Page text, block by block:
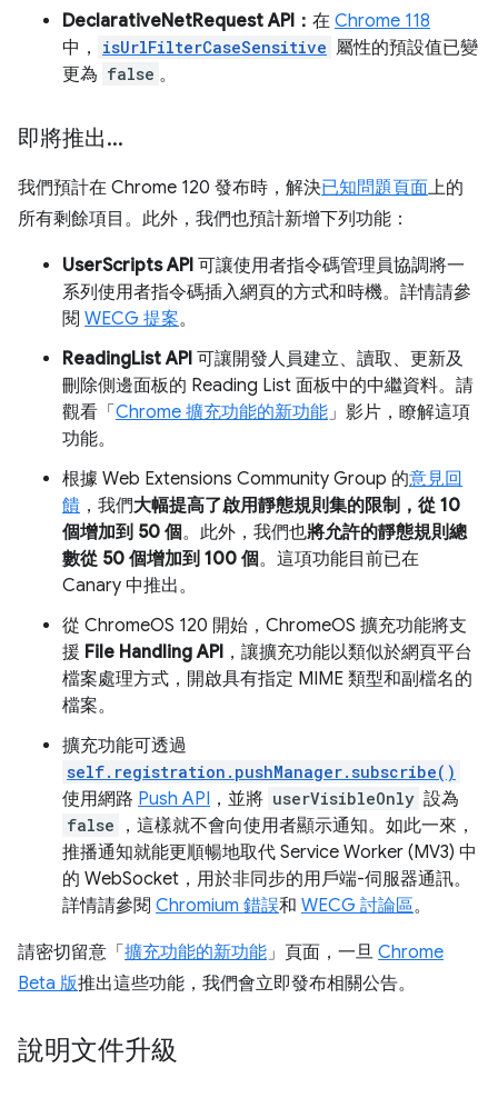
DeclarativeNetRequest API： 在 Chrome 118
中，
isUrlFilterCaseSensitive 屬性的預設值已變
更為 false 。
即將推出...
我們預計在 Chrome 120 發布時，解決已知問題頁面上的
所有剩餘項目。此外，我們也預計新增下列功能：
UserScripts API 可讓使用者指令碼管理員協調將一
系列使用者指令碼插入網頁的方式和時機。詳情請參
閱 WECG 提案。
ReadingList API 可讓開發人員建立、讀取、更新及
刪除側邊面板的 Reading List 面板中的中繼資料。請
觀看「 Chrome 擴充功能的新功能」影片，瞭解這項
功能。
根據 Web Extensions Community Group 的意見回
饋 ，我們大幅提高了啟用靜態規則集的限制，從 10
個增加到 50 個。此外，我們也將允許的靜態規則總
數從 50 個增加到 100 個。這項功能目前已在
Canary 中推出。
從 ChromeOS 120 開始，ChromeOS 擴充功能將支
援 File Handling API ，讓擴充功能以類似於網頁平台
檔案處理方式，開啟具有指定 MIME 類型和副檔名的
檔案。
擴充功能可透過
self.registration.pushManager.subscribe()
使用網路 Push API ，並將 userVisibleOnly 設為
false
，這樣就不會向使用者顯示通知。如此一來，
推播通知就能更順暢地取代 Service Worker (MV3) 中
的 WebSocket，用於非同步的用戶端-伺服器通訊。
詳情請參閱 Chromium 錯誤和 WECG 討論區。
請密切留意「 擴充功能的新功能」頁面，一旦 Chrome
Beta 版推出這些功能，我們會立即發布相關公告。
說明文件升級